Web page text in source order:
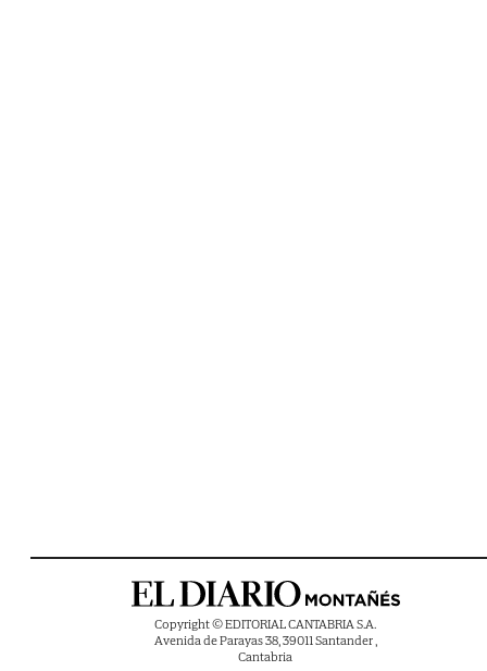
Copyright © EDITORIAL CANTABRIA S.A.
Avenida de Parayas 38, 39011 Santander ,
Cantabria